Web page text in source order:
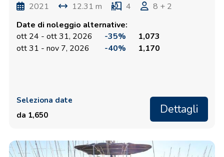
2021 12.31 m 4
8 + 2
Date di noleggio alternative:
ott 24 - ott 31, 2026
-35%
1,073
ott 31 - nov 7, 2026
-40% 1,170
Seleziona date
da 1,650
Dettagli